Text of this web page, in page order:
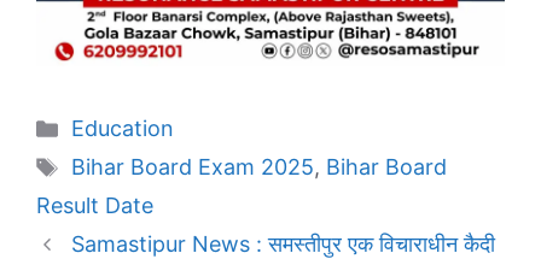
Categories
Education
Tags
Bihar Board Exam 2025, Bihar Board
Result Date
Samastipur News : समस्तीपुर एक विचाराधीन कैदी